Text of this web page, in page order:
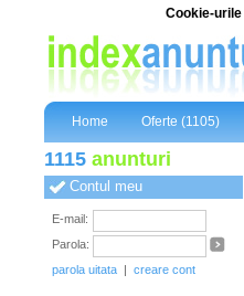
Cookie-urile
Home Oferte (1105)
1115 anunturi
Contul meu
E-mail:
Parola:
parola uitata | creare cont